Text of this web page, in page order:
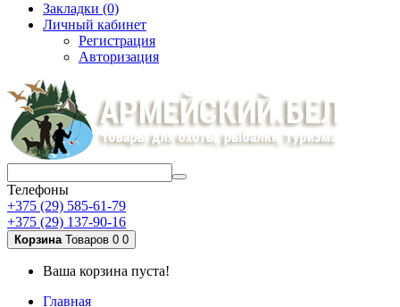
Закладки (0)
Личный кабинет
Регистрация
Авторизация
Телефоны
+375 (29) 585-61-79
+375 (29) 137-90-16
Корзина Товаров 0 0
Ваша корзина пуста!
Главная